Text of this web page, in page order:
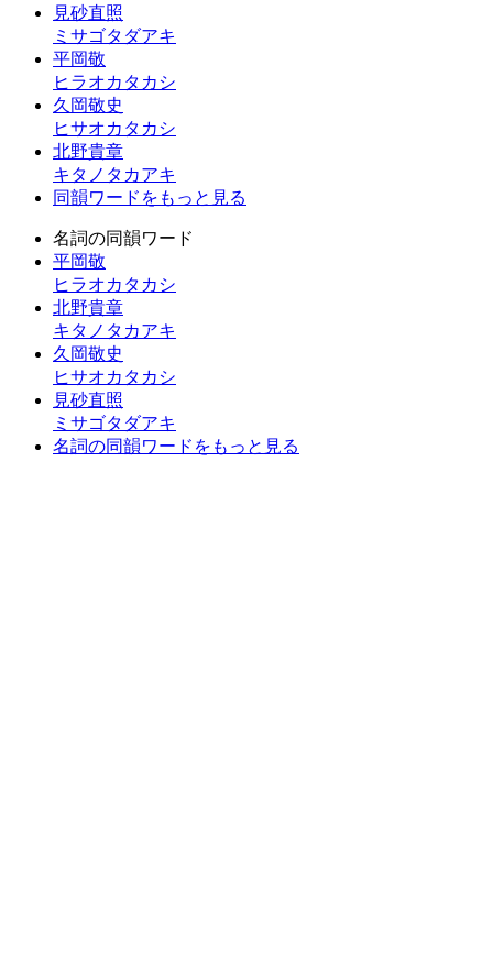
見砂直照
ミサゴタダアキ
平岡敬
ヒラオカタカシ
久岡敬史
ヒサオカタカシ
北野貴章
キタノタカアキ
同韻ワードをもっと見る
名詞の同韻ワード
平岡敬
ヒラオカタカシ
北野貴章
キタノタカアキ
久岡敬史
ヒサオカタカシ
見砂直照
ミサゴタダアキ
名詞の同韻ワードをもっと見る